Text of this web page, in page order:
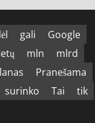
gali
Google
mln
mlrd
Pranešama
surinko Tai
tik